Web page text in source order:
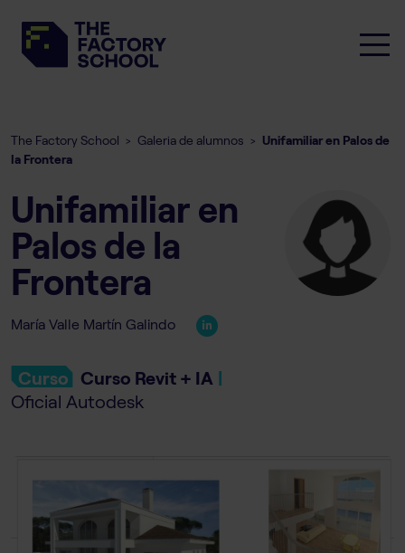
The Factory School > Galeria de alumnos >
Unifamiliar en Palos de
la Frontera
Unifamiliar en
Palos de la
Frontera
María Valle Martín Galindo
Curso Curso Revit + IA |
Oficial Autodesk